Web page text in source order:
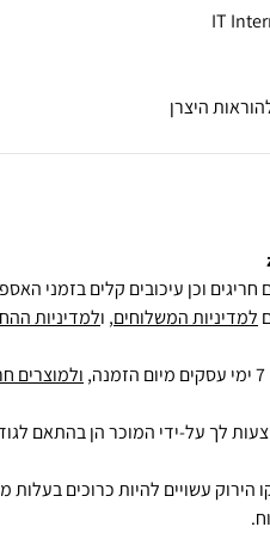
היצרן
חריגים וכן עיכובים קלים בזמני
למדיניות המשלוחים, ולמדיניות
ולמוצרים
לך על-ידי המוכר הן בהתאם
הירוק עשויים להיות כרוכים בעלות